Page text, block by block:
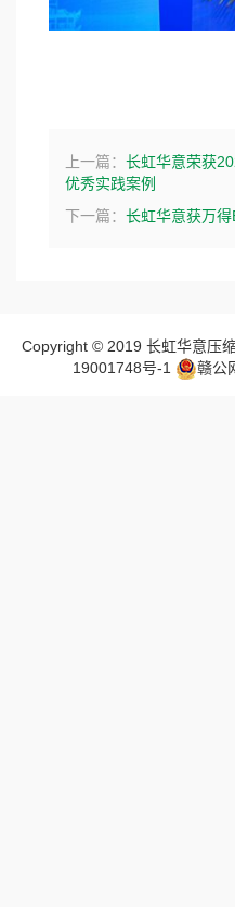
上一篇： 长虹华意荣获
优秀实践案例
下一篇： 长虹华意获万
Copyright © 2019 长虹华意压
19001748号-1
赣公